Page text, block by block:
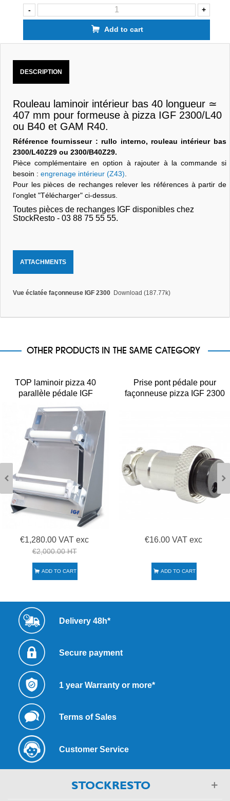
- +
Add to cart
DESCRIPTION
Rouleau laminoir intérieur bas 40 longueur ≃
407 mm pour formeuse à pizza IGF 2300/L40
ou B40 et GAM R40.
Référence fournisseur : rullo interno, rouleau intérieur bas
2300/L40Z29 ou 2300/B40Z29.
Pièce complémentaire en option à rajouter à la commande si
besoin : engrenage intérieur (Z43)
Pour les pièces de rechanges relever les références à partir de
l'onglet "Télécharger" ci-dessus.
Toutes pièces de rechanges IGF disponibles chez
StockResto - 03 88 75 55 55.
ATTACHMENTS
Vue éclatée façonneuse IGF 2300 Download (187.77k)
OTHER PRODUCTS IN THE SAME CATEGORY
TOP laminoir pizza 40
parallèle pédale IGF
€1,280.00 VAT exc
€2,000.00 HT
ADD TO CART
Prise pont pédale pour
façonneuse pizza IGF 2300
€16.00 VAT exc
ADD TO CART
Delivery 48h*
Secure payment
1 year Warranty or more*
Terms of Sales
Customer Service
STOCKRESTO